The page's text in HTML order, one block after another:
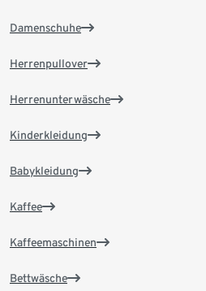
Damenschuhe
Herrenpullover
Herrenunterwäsche
Kinderkleidung
Babykleidung
Kaffee
Kaffeemaschinen
Bettwäsche